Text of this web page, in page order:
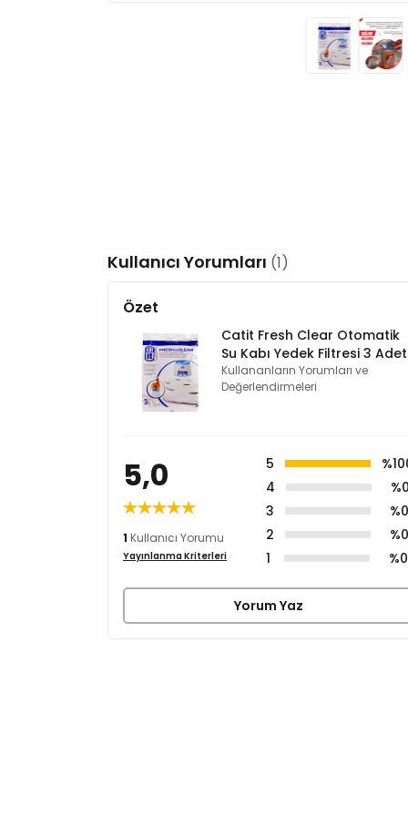
Kullanıcı Yorumları (1)
Özet
Catit Fresh Clear Otomatik
Su Kabı Yedek Filtresi 3 Adet
Kullananların Yorumları ve
Değerlendirmeleri
5,0
1 Kullanıcı Yorumu
Yayınlanma Kriterleri
5
4
%0
3
%0
2
%0
1
%0
Yorum Yaz